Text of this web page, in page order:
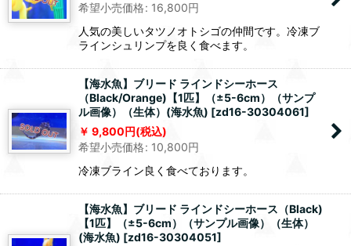
希望小売価格: 16,800円
人気の美しいタツノオトシゴの仲間です。冷凍ブ
ラインシュリンプを良く食べます。
【海水魚】ブリード ラインドシーホース
（Black/Orange)【1匹】（±5-6cm）（サンプ
ル画像）（生体）(海水魚) [zd16-30304061]
9,800円(税込)
希望小売価格: 10,800円
冷凍ブライン良く食べております。
【海水魚】ブリード ラインドシーホース（Black)
【1匹】（±5-6cm）（サンプル画像）（生体）
(海水魚) [zd16-30304051]